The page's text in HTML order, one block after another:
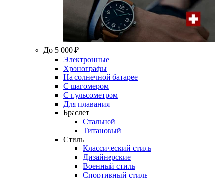
До 5 000 ₽
Электронные
Хронографы
На солнечной батарее
С шагомером
С пульсометром
Для плавания
Браслет
Стальной
Титановый
Стиль
Классический стиль
Дизайнерские
Военный стиль
Спортивный стиль